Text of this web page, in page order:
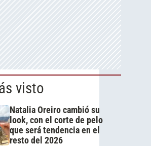
visto
Natalia Oreiro cambió su
look, con el corte de pelo
que será tendencia en el
resto del 2026